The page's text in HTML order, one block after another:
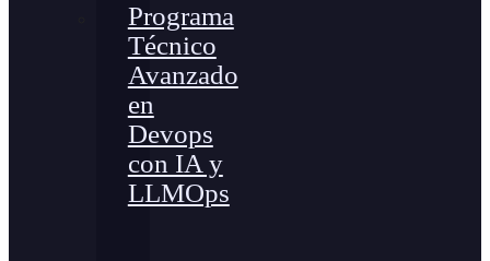
Programa
Técnico
Avanzado
en
Devops
con IA y
LLMOps